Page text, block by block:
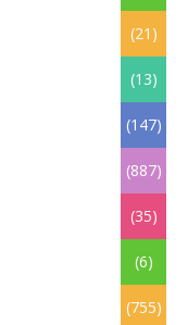
(21)
(13)
(147)
(887)
(35)
(6)
(755)